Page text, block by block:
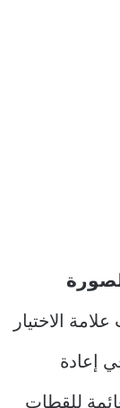
الاختيار
إعادة
للقطات